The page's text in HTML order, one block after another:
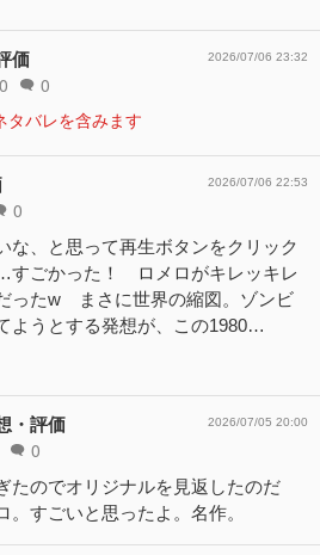
価
0
2026/07/06 23:32
タバレを含みます
0
2026/07/06 22:53
な、と思って再生ボタンをクリック
すごかった！ ロメロがキレッキレ
ったw まさに世界の縮図。ゾンビ
ようとする発想が、この1980…
・評価
0
2026/07/05 20:00
たのでオリジナルを見返したのだ
。すごいと思ったよ。名作。